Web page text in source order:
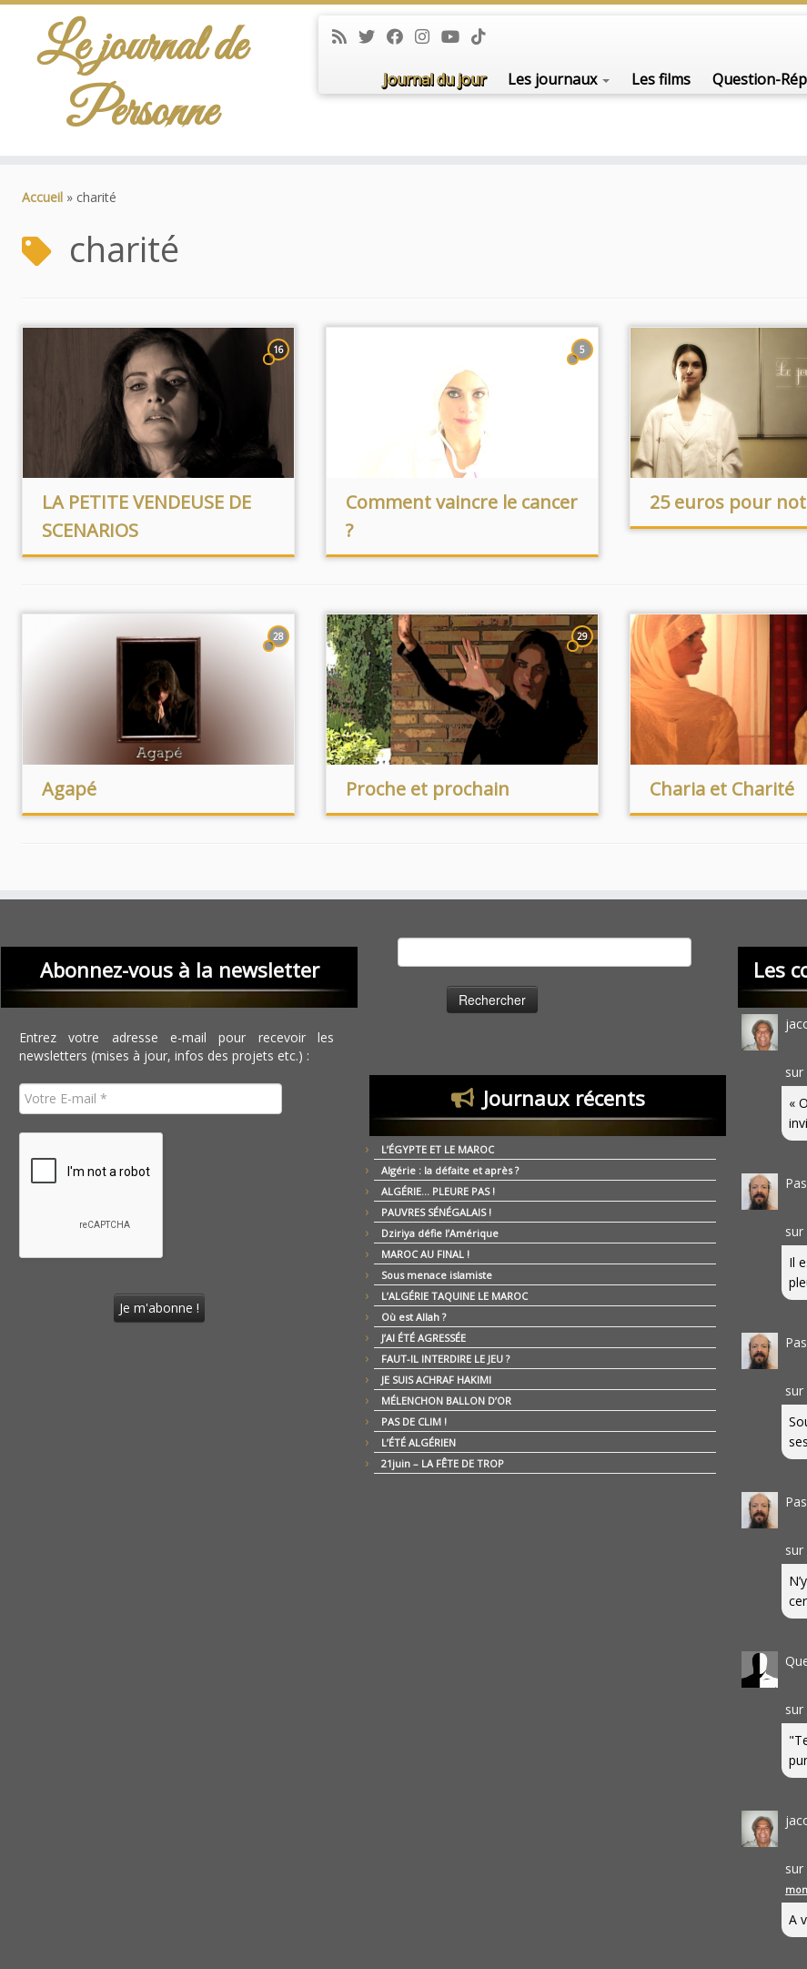
Le journal de
Personne
Journal du jour Les journaux Les films Question-
Accueil » charité
charité
16
LA PETITE VENDEUSE DE
SCENARIOS
5
Comment vaincre le cancer
?
25 euros pour
28
Agapé
29
Proche et prochain Charia et Charité
Abonnez-vous à la newsletter
Entrez votre adresse e-mail pour recevoir les
newsletters (mises à jour, infos des projets etc.) :
Journaux récents
L’ÉGYPTE ET LE MAROC
Algérie : la défaite et après ?
ALGÉRIE… PLEURE PAS !
PAUVRES SÉNÉGALAIS !
Dziriya défie l’Amérique
MAROC AU FINAL !
Sous menace islamiste
L’ALGÉRIE TAQUINE LE MAROC
Où est Allah ?
J’AI ÉTÉ AGRESSÉE
FAUT-IL INTERDIRE LE JEU ?
JE SUIS ACHRAF HAKIMI
MÉLENCHON BALLON D’OR
PAS DE CLIM !
L’ÉTÉ ALGÉRIEN
21juin – LA FÊTE DE TROP
Les
sur
«
sur
Il
sur
sur
sur
sur
A